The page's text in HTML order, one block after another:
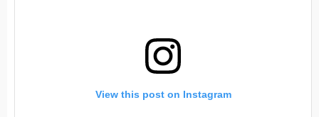
View this post on Instagram